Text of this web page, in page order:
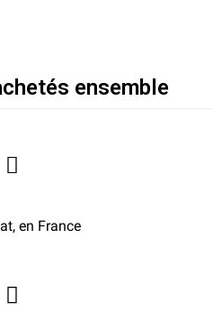
ensemble
en France